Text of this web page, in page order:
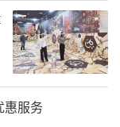
惠服务